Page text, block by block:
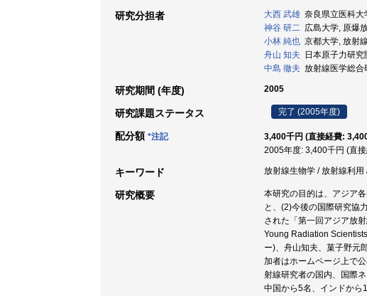
研究分担者 大西 武雄 奈良県立医科
神谷 研二 広島大学, 原爆
小林 純也 京都大学, 放射
舟山 知夫 日本原子力研
中島 徹夫 放射線医学総
研究期間 (年度) 2005
研究課題ステータス 完了 (2005年度)
配分額 *注記
3,400千円 (直接経費:
2005年度: 3,400千円 (直
キーワード 放射線生物学 / 放射線利用
研究概要
本研究の目的は、アジア
と、(2)今後の国際研究協
された「第一回アジア放
Young Radiation
ー)、舟山知夫、菓子野元
加者はホームページ上で
射線研究者の国内、国際
中国から5名、インドから